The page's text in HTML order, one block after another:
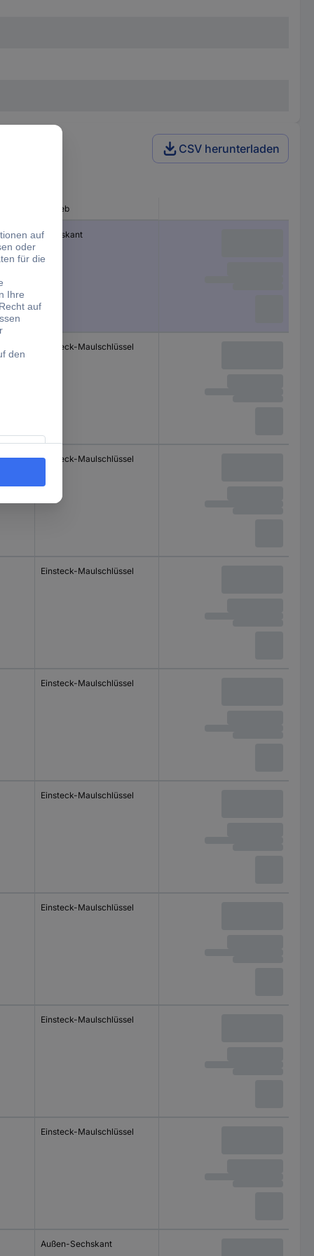
CSV herunterladen
Abtrieb
Sechskant
Einsteck-Maulschlüssel
Einsteck-Maulschlüssel
Einsteck-Maulschlüssel
Einsteck-Maulschlüssel
Einsteck-Maulschlüssel
Einsteck-Maulschlüssel
Einsteck-Maulschlüssel
Einsteck-Maulschlüssel
Außen-Sechskant